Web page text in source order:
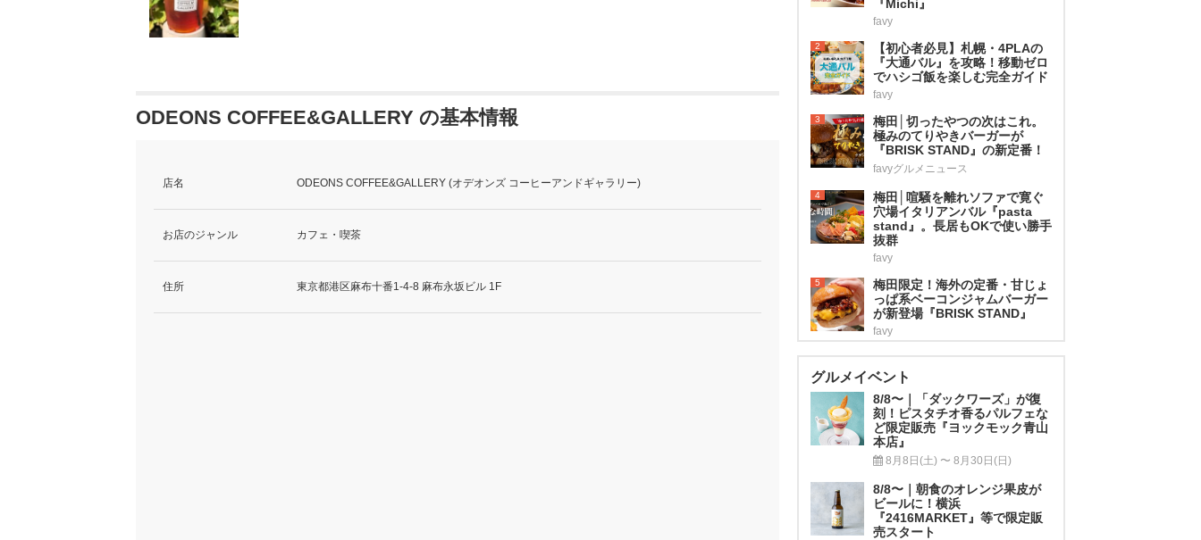
ODEONS COFFEE&GALLERY の基本情報
店名 ODEONS COFFEE&GALLERY (オデオンズ コーヒーアンドギャラリー)
お店のジャンル カフェ・喫茶
住所 東京都港区麻布十番1-4-8 麻布永坂ビル 1F
『Michi』
favy
2
【初心者必見】札幌・4PLAの
『大通バル』を攻略！移動ゼロ
でハシゴ飯を楽しむ完全ガイド
favy
3
梅田│切ったやつの次はこれ。
極みのてりやきバーガーが
『BRISK STAND』の新定番！
favyグルメニュース
4
梅田│喧騒を離れソファで寛ぐ
穴場イタリアンバル『pasta
stand』。長居もOKで使い勝手
抜群
favy
5
梅田限定！海外の定番・甘じょ
っぱ系ベーコンジャムバーガー
が新登場『BRISK STAND』
favy
グルメイベント
8/8〜｜「ダックワーズ」が復
刻！ピスタチオ香るパルフェな
ど限定販売『ヨックモック青山
本店』
8月8日(土) 〜 8月30日(日)
8/8〜｜朝食のオレンジ果皮が
ビールに！横浜
『2416MARKET』等で限定販
売スタート